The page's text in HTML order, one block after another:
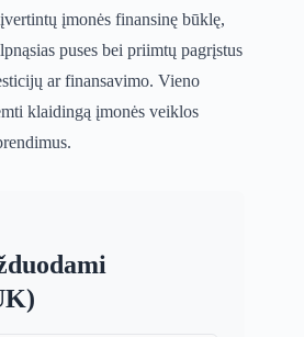
įmonės finansinę būklę,
puses bei priimtų pagrįstus
ar finansavimo. Vieno
klaidingą įmonės veiklos